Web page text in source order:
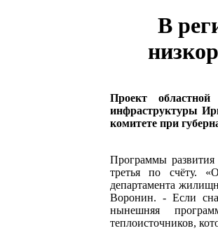
В
Проект
инфраструктуры
комитете при
Программы
третья по счёту.
департамента
Воронин. - Если
нынешняя
теплоисточников,